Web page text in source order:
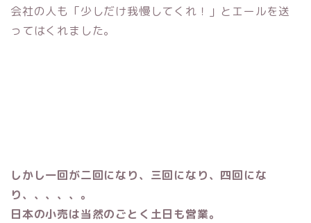
会社の人も「少しだけ我慢してくれ！」とエールを送
ってはくれました。
しかし一回が二回になり、三回になり、四回にな
り、、、、、。
日本の小売は当然のごとく土日も営業。